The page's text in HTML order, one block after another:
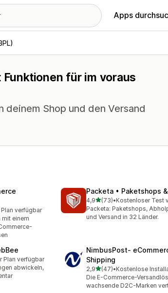
Apps
für im voraus
Shop und den Versand
verfügbar
mit einem
Packeta • Paketshops
4,9von 5 Sternen
(73)
73 Rezensionen insgesamt
•Kostenloser Test
Packeta: Paketshops,
und Versand in 32 Länder.
Plan verfügbar
abwickeln,
NimbusPost‑
Shipping
2,9von 5 Sternen
(47)
47 Rezensionen insgesamt
•Kostenlose
Die E-Commerce-
wachsende D2C-Marken